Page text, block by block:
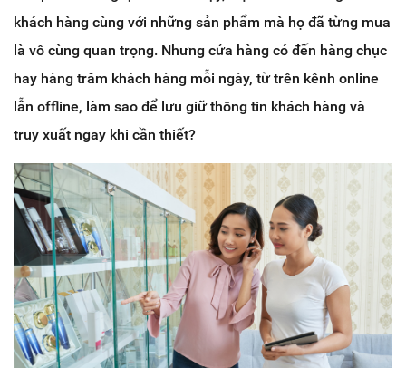
khách hàng cùng với những sản phẩm mà họ đã từng mua
là vô cùng quan trọng. Nhưng cửa hàng có đến hàng chục
hay hàng trăm khách hàng mỗi ngày, từ trên kênh online
lẫn offline, làm sao để lưu giữ thông tin khách hàng và
truy xuất ngay khi cần thiết?